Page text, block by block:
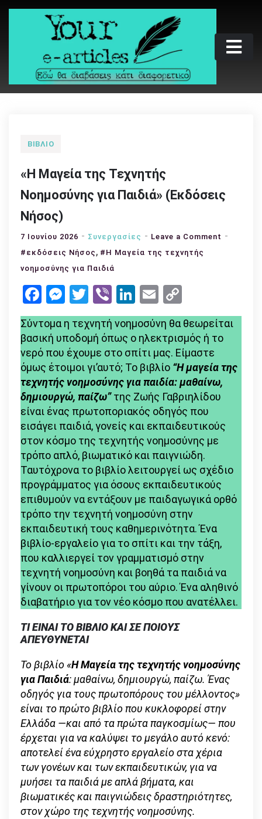
Skip
Your e-articles
Εδώ θα διαβάσεις κάτι διαφορετικό
ΒΙΒΛΊΟ
«Η Μαγεία της Τεχνητής
Νοημοσύνης για Παιδιά» (Εκδόσεις
Νήσος)
7 Ιουνίου 2026 Συνεργασίες Leave a Comment on
για
Παιδιά»
Νήσος)
#εκδόσεις Νήσος , #Η Μαγεία της τεχνητής
νοημοσύνης για Παιδιά
Facebook
Messenger
Twitter
ViberLinkedIn
Email
Link
Σύντομα η τεχνητή νοημοσύνη θα θεωρείται
βασική υποδομή όπως ο ηλεκτρισμός ή το
νερό που έχουμε στο σπίτι μας. Είμαστε
όμως έτοιμοι γι’αυτό; Το βιβλίο “Η μαγεία της
τεχνητής νοημοσύνης για παιδία: μαθαίνω,
δημιουργώ, παίζω”της Ζωής Γαβριηλίδου
είναι ένας πρωτοποριακός οδηγός που
εισάγει παιδιά, γονείς και εκπαιδευτικούς
στον κόσμο της τεχνητής νοημοσύνης με
τρόπο απλό, βιωματικό και παιγνιώδη.
Ταυτόχρονα το βιβλίο λειτουργεί ως σχέδιο
προγράμματος για όσους εκπαιδευτικούς
επιθυμούν να εντάξουν με παιδαγωγικά ορθό
τρόπο την τεχνητή νοημοσύνη στην
εκπαιδευτική τους καθημερινότητα. Ένα
βιβλίο-εργαλείο για το σπίτι και την τάξη,
που καλλιεργεί τον γραμματισμό στην
τεχνητή νοημοσύνη και βοηθά τα παιδιά να
γίνουν οι πρωτοπόροι του αύριο. Ένα αληθινό
διαβατήριο για τον νέο κόσμο που ανατέλλει.
ΤΙ ΕΙΝΑΙ ΤΟ ΒΙΒΛΙΟ ΚΑΙ ΣΕ ΠΟΙΟΥΣ
ΑΠΕΥΘΥΝΕΤΑΙ
Το βιβλίο «Η Μαγεία της τεχνητής νοημοσύνης
για Παιδιά: μαθαίνω, δημιουργώ, παίζω. Ένας
οδηγός για τους πρωτοπόρους του μέλλοντος»
είναι το πρώτο βιβλίο που κυκλοφορεί στην
Ελλάδα ―και από τα πρώτα παγκοσμίως― που
έρχεται για να καλύψει το μεγάλο αυτό κενό:
αποτελεί ένα εύχρηστο εργαλείο στα χέρια
των γονέων και των εκπαιδευτικών, για να
μυήσει τα παιδιά με απλά βήματα, και
βιωματικές και παιγνιώδεις δραστηριότητες,
στον χώρο της τεχνητής νοημοσύνης.